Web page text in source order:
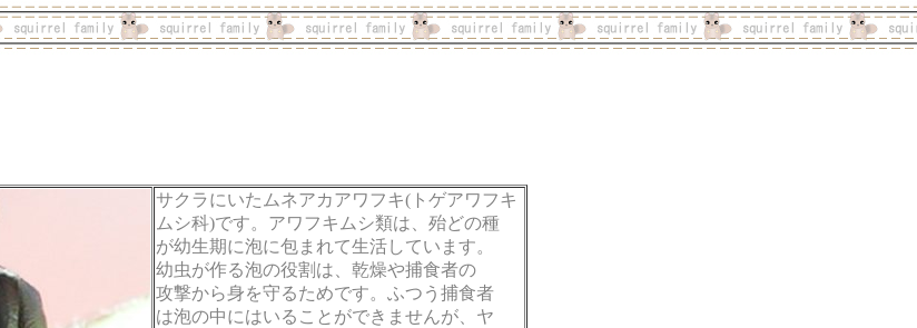
サクラにいたムネアカアワフキ(トゲアワフキ
ムシ科)です。アワフキムシ類は、殆どの種
が幼生期に泡に包まれて生活しています。
幼虫が作る泡の役割は、乾燥や捕食者の
攻撃から身を守るためです。ふつう捕食者
は泡の中にはいることができませんが、ヤ